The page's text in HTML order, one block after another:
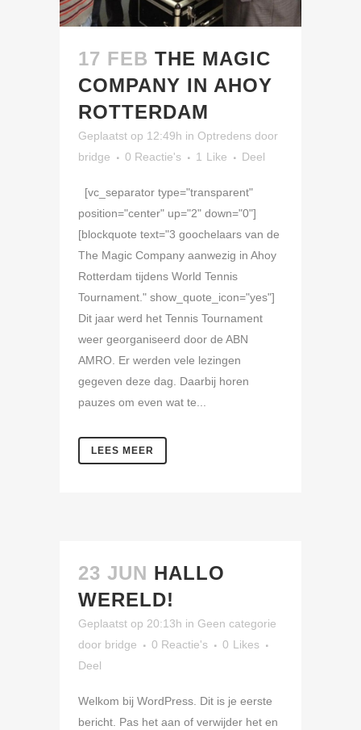
17 FEB THE MAGIC
COMPANY IN AHOY
ROTTERDAM
Geplaatst op 12:49h in Optredens door
bridge
0 Reactie's 1 Like Deel
[vc_separator type="transparent"
position="center" up="2" down="0"]
[blockquote text="3 goochelaars van de
The Magic Company aanwezig in Ahoy
Rotterdam tijdens World Tennis
Tournament." show_quote_icon="yes"]
Dit jaar werd het Tennis Tournament
weer georganiseerd door de ABN
AMRO. Er werden vele lezingen
gegeven deze dag. Daarbij horen
pauzes om even wat te...
LEES MEER
23 JUN HALLO
WERELD!
Geplaatst op 20:13h in Geen categorie
door bridge 0 Reactie's 0 Likes
Deel
Welkom bij WordPress. Dit is je eerste
bericht. Pas het aan of verwijder het en